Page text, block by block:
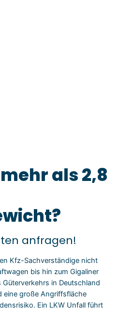
als 2,8
anfragen!
Kfz-Sachverständige nicht
bis hin zum Gigaliner
Güterverkehrs in Deutschland
eine große Angriffsfläche
Ein LKW Unfall führt